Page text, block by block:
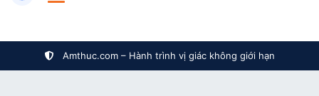
Amthuc.com – Hành trình vị giác không giới hạn